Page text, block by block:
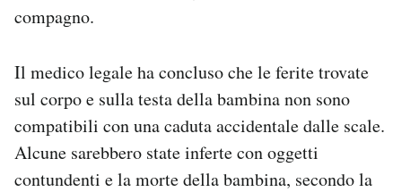
compagno.
Il medico legale ha concluso che le ferite trovate
sul corpo e sulla testa della bambina non sono
compatibili con una caduta accidentale dalle scale.
Alcune sarebbero state inferte con oggetti
contundenti e la morte della bambina, secondo la